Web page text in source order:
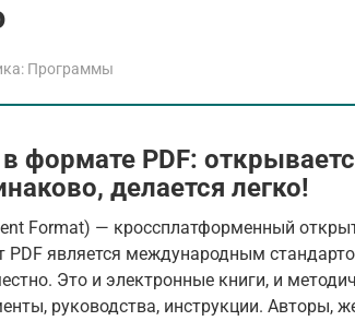
Программы
формате PDF:
делается легко!
Format) — кроссплатформенный
является международным
Это и электронные книги, и
руководства, инструкции. Авторы,